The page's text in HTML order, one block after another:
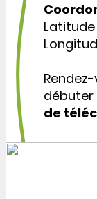
Latitude
débuter
de